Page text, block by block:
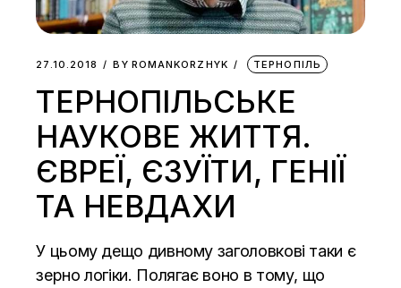
27.10.2018 BY ROMANKORZHYK ТЕРНОПІЛЬ
ТЕРНОПІЛЬСЬКЕ
НАУКОВЕ ЖИТТЯ.
ЄВРЕЇ, ЄЗУЇТИ, ГЕНІЇ
ТА НЕВДАХИ
У цьому дещо дивному заголовкові таки є
зерно логіки. Полягає воно в тому, що